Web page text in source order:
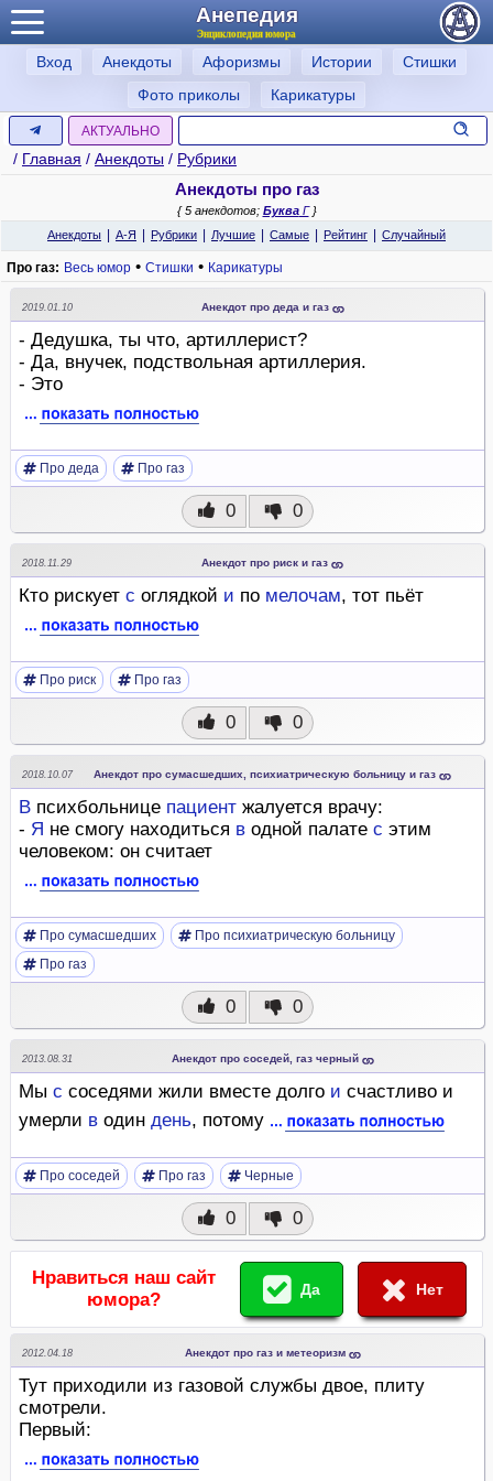
Анепедия
Энциклопедия юмора
Вход Анекдоты Афоризмы Истории
Стишки
Фото приколы
Карикатуры
АКТУАЛЬНО
/ Главная / Анекдоты / Рубрики
Анекдоты про газ
{ 5 анекдотов; БукваГ}
Анекдоты
А-Я Рубрики Лучшие Самые Рейтинг Случайный
Про газ: Весь юмор • Стишки • Карикатуры
2019.01.10 Анекдот про деда и газ
- Дедушка, ты что, артиллерист?
- Да, внучек, подствольная артиллерия.
- Это
Про деда Про газ
0 0
2018.11.29 Анекдот про риск и газ
Кто рискует с оглядкой и по мелочам, тот пьёт
Про риск Про газ
0 0
2018.10.07 Анекдот про сумасшедших, психиатрическую больницу и газ
В психбольнице пациент жалуется врачу:
- Я не смогу находиться в одной палате с этим
человеком: он считает
Про сумасшедших
Про психиатрическую больницу
Про газ
0 0
2013.08.31 Анекдот про соседей, газ черный
Мы с соседями жили вместе долго и счастливо и
умерли в один день, потому
Про соседей Про газ Черные
0 0
Нравиться наш сайт
юмора?
Да Нет
2012.04.18 Анекдот про газ и метеоризм
Тут приходили из газовой службы двое, плиту
смотрели.
Первый: